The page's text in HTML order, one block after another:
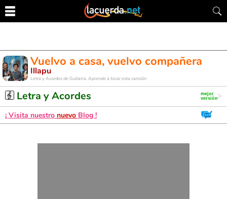
Vuelvo a casa, vuelvo compañera
Illapu
Letra y Acordes de Guitarra. Aprende a tocar esta canción
Letra y Acordes
¡ Visita nuestro nuevo Blog !